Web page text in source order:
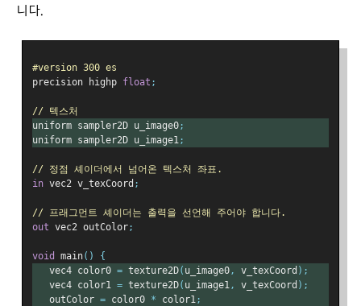
니다.
#version 300 es
precision highp float ;
// 텍스처
uniform sampler2D u_image0;
uniform sampler2D u_image1;
// 정점 셰이더에서 넘어온 텍스처 좌표.
in vec2 v_texCoord ;
// 프래그먼트 셰이더는 출력을 선언해 주어야 합니다.
out vec2 outColor;
void main()
{
   vec4 color0
= texture2D( u_image0, v_texCoord );
   vec4 color1
= texture2D( u_image1, v_texCoord );
   outColor
= color0 * color1;